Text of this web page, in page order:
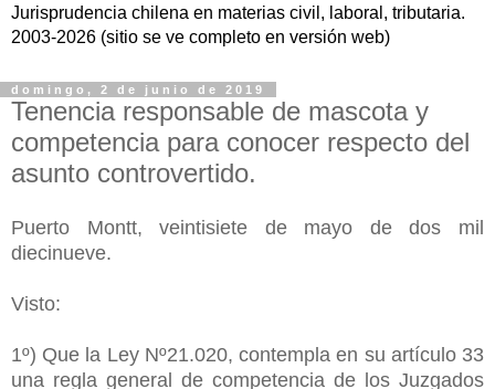
Jurisprudencia chilena en materias civil, laboral, tributaria.
2003-2026 (sitio se ve completo en versión web)
domingo, 2 de junio de 2019
Tenencia responsable de mascota y
competencia para conocer respecto del
asunto controvertido.
Puerto Montt, veintisiete de mayo de dos mil
diecinueve.
Visto:
1º) Que la Ley Nº21.020, contempla en su artículo 33
una regla general de competencia de los Juzgados